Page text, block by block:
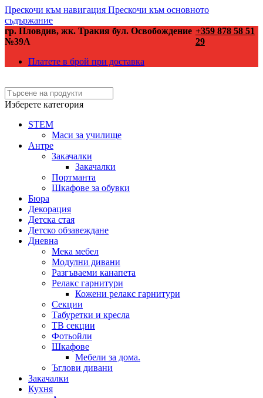
Прескочи към навигация Прескочи към основното
съдържание
гр. Пловдив, жк. Тракия бул. Освобождение
№39А
+359 878 58 51
29
Платете в брой при доставка
Изберете категория
STEM
Маси за училище
Антре
Закачалки
Закачалки
Портманта
Шкафове за обувки
Бюра
Декорация
Детска стая
Детско обзавеждане
Дневна
Мека мебел
Модулни дивани
Разгъваеми канапета
Релакс гарнитури
Кожени релакс гарнитури
Секции
Табуретки и кресла
ТВ секции
Фотьойли
Шкафове
Мебели за дома.
Ъглови дивани
Закачалки
Кухня